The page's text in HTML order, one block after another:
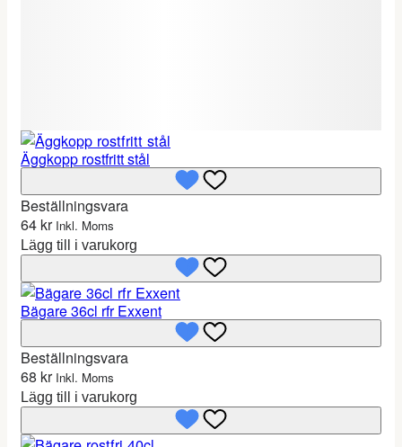
Äggkopp rostfritt stål
Beställningsvara
64 kr Inkl. Moms
Lägg till i varukorg
Bägare 36cl rfr Exxent
Beställningsvara
68 kr Inkl. Moms
Lägg till i varukorg